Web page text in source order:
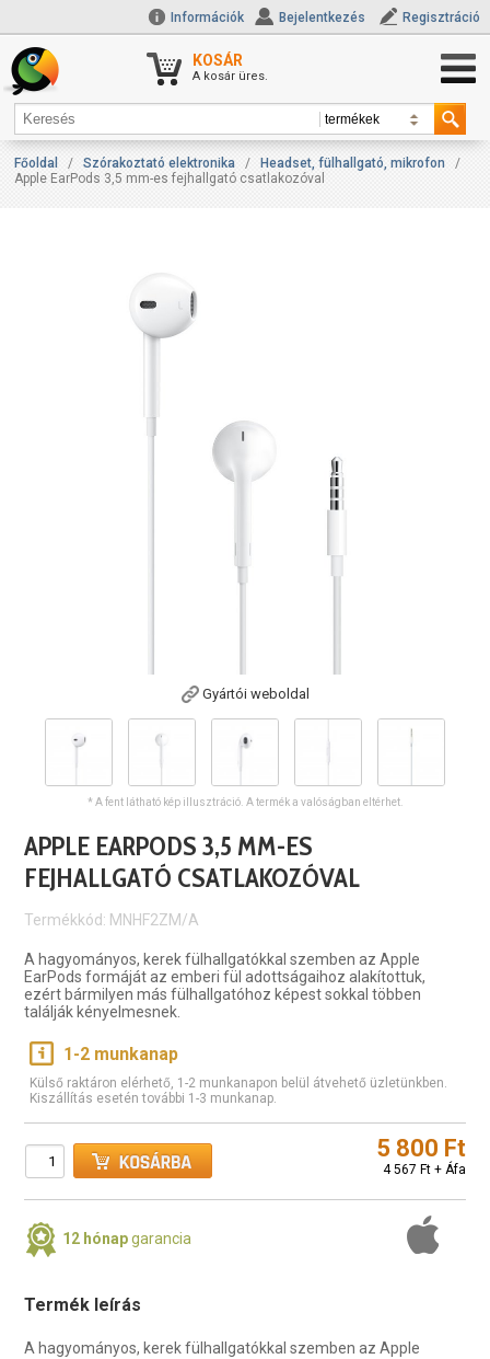
Információk Bejelentkezés Regisztráció
KOSÁR
A kosár üres.
Főoldal / Szórakoztató elektronika / Headset, fülhallgató, mikrofon
/
Apple EarPods 3,5 mm-es fejhallgató csatlakozóval
Gyártói weboldal
* A fent látható kép illusztráció. A termék a valóságban eltérhet.
APPLE EARPODS 3,5 MM-ES
FEJHALLGATÓ CSATLAKOZÓVAL
Termékkód: MNHF2ZM/A
A hagyományos, kerek fülhallgatókkal szemben az Apple
EarPods formáját az emberi fül adottságaihoz alakítottuk,
ezért bármilyen más fülhallgatóhoz képest sokkal többen
találják kényelmesnek.
1-2 munkanap
Külső raktáron elérhető, 1-2 munkanapon belül átvehető üzletünkben.
Kiszállítás esetén további 1-3 munkanap.
5 800 Ft
4 567 Ft + Áfa
12 hónapgarancia
Termék leírás
A hagyományos, kerek fülhallgatókkal szemben az Apple